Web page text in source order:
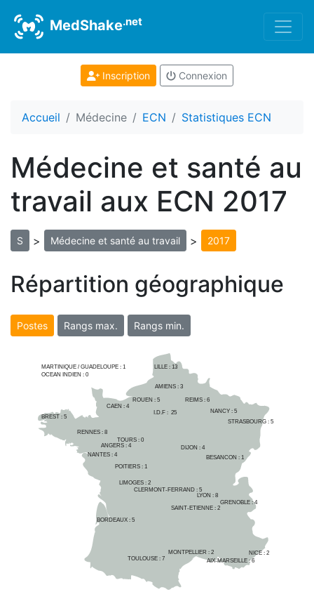
MedShake.net
Inscription Connexion
Accueil Médecine ECN Statistiques ECN
Médecine et santé au
travail aux ECN 2017
S > Médecine et santé au travail > 2017
Répartition géographique
Postes Rangs max. Rangs min.
AMIENS : 3
LILLE : 13
I.D.F : 25
AIX-MARSEILLE : 6
ANGERS : 4
MARTINIQUE / GUADELOUPE : 1
OCEAN INDIEN : 0
BESANCON : 1
BORDEAUX : 5
BREST : 5
CAEN : 4
CLERMONT-FERRAND : 5
DIJON : 4
GRENOBLE : 4
LIMOGES : 2
LYON : 8
MONTPELLIER : 2
NANCY : 5
NANTES : 4
NICE : 2
POITIERS : 1
REIMS : 6
RENNES : 8
ROUEN : 5
SAINT-ETIENNE : 2
STRASBOURG : 5
TOULOUSE : 7
TOURS : 0